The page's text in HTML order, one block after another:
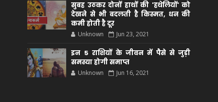
सुबह उठकर दोनों हाथों की 'हथेलियों' को
देखने से भी बदलती है किस्मत, धन की
कमी होती है दूर
Unknown Jun 23, 2021
इन 5 राशियों के जीवन में पैसे से जुड़ी
समस्या होगी समाप्त
Unknown Jun 16, 2021